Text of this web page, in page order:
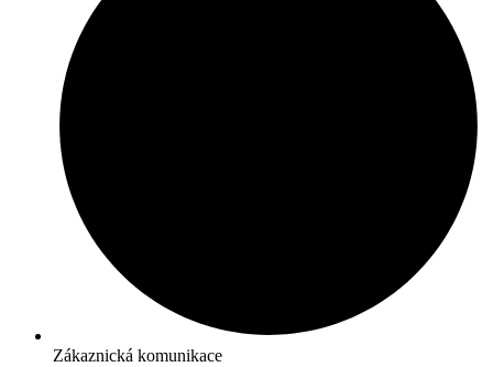
Zákaznická komunikace